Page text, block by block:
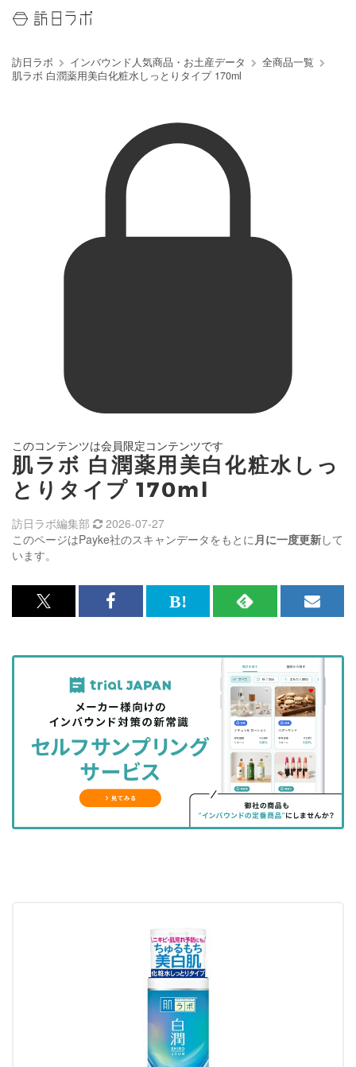
訪日ラボ インバウンド人気商品・お土産データ
全商品一覧
肌ラボ 白潤薬用美白化粧水しっとりタイプ 170ml
このコンテンツは会員限定コンテンツです
肌ラボ 白潤薬用美白化粧水しっ
とりタイプ 170ml
このページはPayke社のスキャンデータをもとに月に一度更新して
います。
訪日ラボ編集部 2026-07-27
x<br>
記
を
シ
ェ
る
Facebook<br>
記
事
を
シ
ェ
ア
す
る
は
な
ッ
ク
マ
に
RSS
記
事
を
購
読
す
る
メ
マ
ガ
登
録
す
る